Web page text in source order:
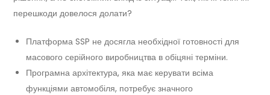
перешкоди довелося долати?
Платформа SSP не досягла необхідної готовності для
масового серійного виробництва в обіцяні терміни.
Програмна архітектура, яка має керувати всіма
функціями автомобіля, потребує значного